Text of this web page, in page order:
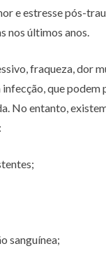
e estresse pós-
nos últimos anos.
fraqueza, dor
que
No entanto,
sanguínea;